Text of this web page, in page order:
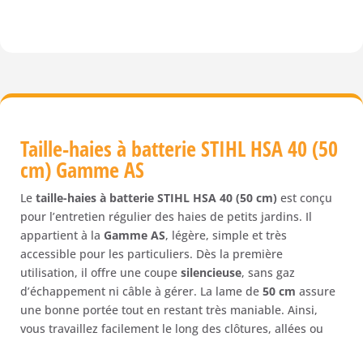
40
Gamme
AS
Taille-haies à batterie STIHL HSA 40 (50
cm) Gamme AS
Le taille-haies à batterie STIHL HSA 40 (50 cm) est conçu
pour l’entretien régulier des haies de petits jardins. Il
appartient à la Gamme AS, légère, simple et très
accessible pour les particuliers. Dès la première
utilisation, il offre une coupe silencieuse, sans gaz
d’échappement ni câble à gérer. La lame de 50 cm assure
une bonne portée tout en restant très maniable. Ainsi,
vous travaillez facilement le long des clôtures, allées ou